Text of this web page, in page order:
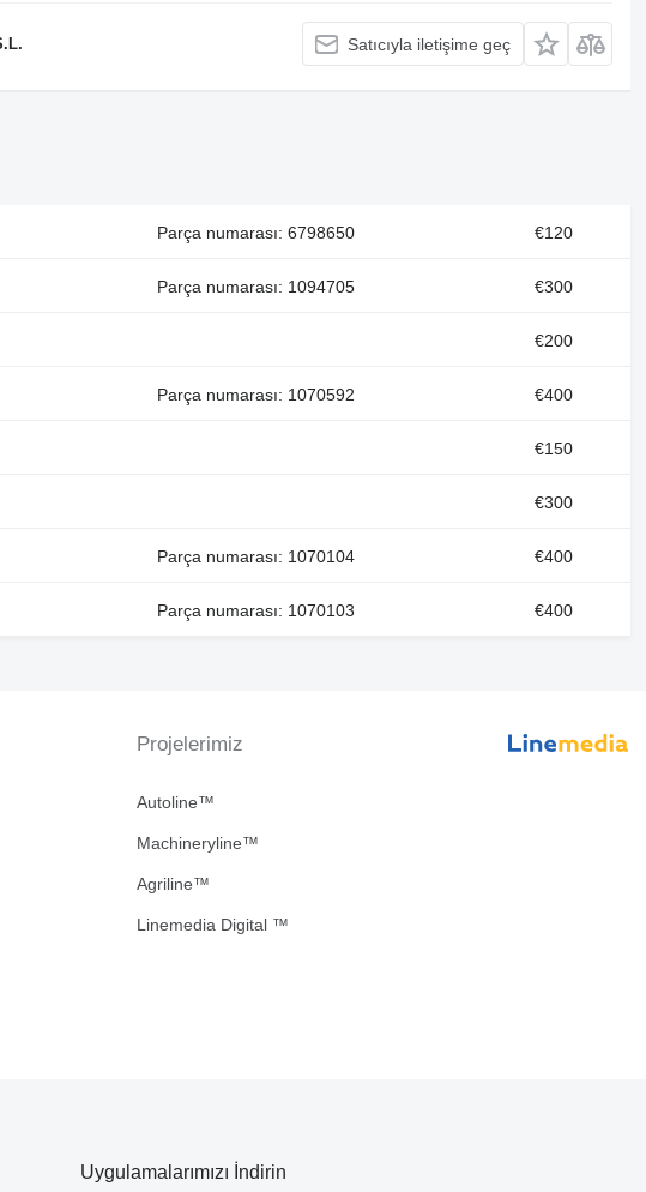
Satıcıyla iletişime geç
Parça numarası: 6798650 €120
Parça numarası: 1094705 €300
€200
Parça numarası: 1070592 €400
€150
€300
Parça numarası: 1070104 €400
Parça numarası: 1070103 €400
Projelerimiz
Autoline™
Machineryline™
Agriline™
Linemedia Digital ™
Uygulamalarımızı İndirin